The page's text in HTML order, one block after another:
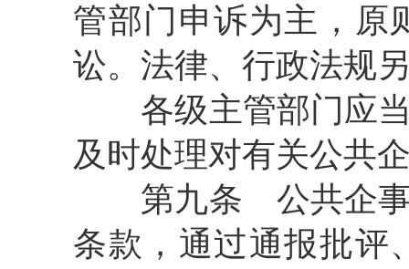
管部门申诉为主，原
讼。法律、行政法规
各级主管部门应当
及时处理对有关公共
第九条 公共企事
条款，通过通报批评